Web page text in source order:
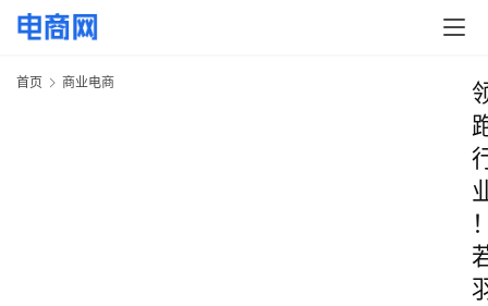
首页 商业电商